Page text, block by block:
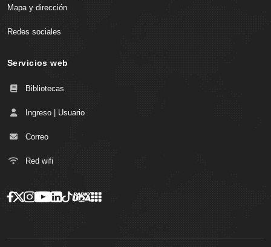
Mapa y dirección
Redes sociales
Servicios web
Bibliotecas
Ingreso | Usuario
Correo
Red wifi